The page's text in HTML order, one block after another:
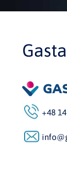
+48